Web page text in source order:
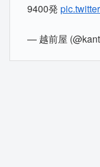
9400発
— 越前屋